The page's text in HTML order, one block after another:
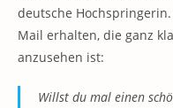
deutsche
Mail erhalten, die ganz
anzusehen ist:
Willst du mal einen